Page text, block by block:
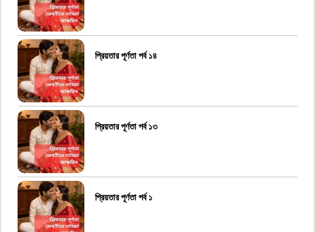
প্রিয়তার পূর্ণতা পর্ব ১৪
প্রিয়তার পূর্ণতা পর্ব ১৩
প্রিয়তার পূর্ণতা পর্ব ১